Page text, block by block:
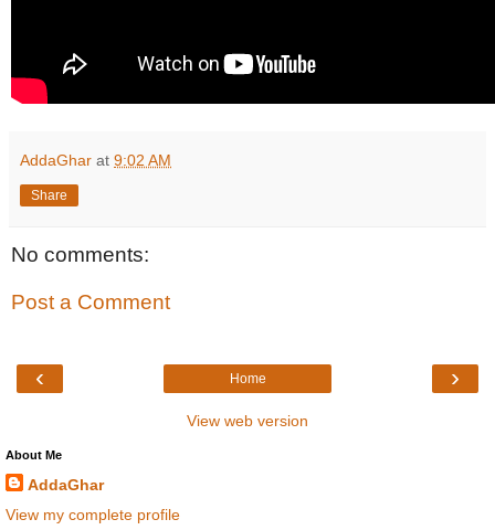
AddaGhar at 9:02 AM
Share
No comments:
Post a Comment
‹ ›
Home
View web version
About Me
AddaGhar
View my complete profile